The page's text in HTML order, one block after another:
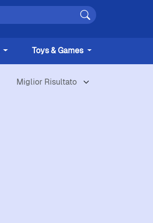
Toys & Games